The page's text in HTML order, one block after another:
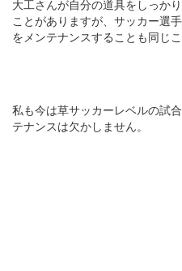
大工さんが自分の道具をしっか
ことがありますが、サッカー選
をメンテナンスすることも同じこ
私も今は草サッカーレベルの試
テナンスは欠かしません。